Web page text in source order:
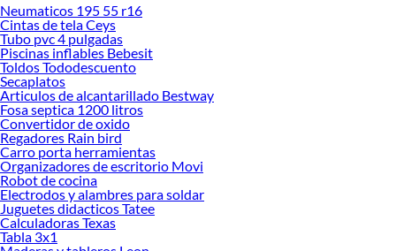
Desde remodelaciones hasta proyectos de decoración, estamos aquí para hacer
tus ideas realidad. ¡Visítanos y encuentra todo lo que tenemos para ofrecerte en
Muebles de Baño!
Explora la variedad de productos de Muebles de Baño en Sodimac
Herramientas, materiales y accesorios de calidad para tus proyectos y
renovación de espacios. ¡Visítanos y descubre todo lo que tenemos para
ofrecerte!
Encuentra una amplia variedad de productos de Muebles de Baño en Sodimac.
Encuentra todo lo necesario para tus proyectos de renovación y decoración.
¡Visítanos y haz tus ideas realidad!
Neumaticos 195 55 r16
Cintas de tela Ceys
Tubo pvc 4 pulgadas
Piscinas inflables Bebesit
Toldos Tododescuento
Secaplatos
Articulos de alcantarillado Bestway
Fosa septica 1200 litros
Convertidor de oxido
Regadores Rain bird
Carro porta herramientas
Organizadores de escritorio Movi
Robot de cocina
Electrodos y alambres para soldar
Juguetes didacticos Tatee
Calculadoras Texas
Tabla 3x1